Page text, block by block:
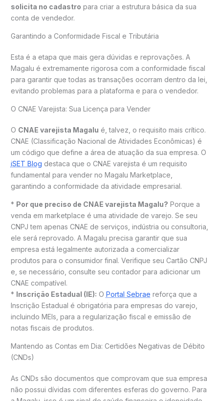
solicita no cadastro para criar a estrutura básica da sua
conta de vendedor.
Garantindo a Conformidade Fiscal e Tributária
Esta é a etapa que mais gera dúvidas e reprovações. A
Magalu é extremamente rigorosa com a conformidade fiscal
para garantir que todas as transações ocorram dentro da lei,
evitando problemas para a plataforma e para o vendedor.
O CNAE Varejista: Sua Licença para Vender
O CNAE varejista Magalu é, talvez, o requisito mais crítico.
CNAE (Classificação Nacional de Atividades Econômicas) é
um código que define a área de atuação da sua empresa. O
iSET Blog destaca que o CNAE varejista é um requisito
fundamental para vender no Magalu Marketplace,
garantindo a conformidade da atividade empresarial.
* Por que preciso de CNAE varejista Magalu? Porque a
venda em marketplace é uma atividade de varejo. Se seu
CNPJ tem apenas CNAE de serviços, indústria ou consultoria,
ele será reprovado. A Magalu precisa garantir que sua
empresa está legalmente autorizada a comercializar
produtos para o consumidor final. Verifique seu Cartão CNPJ
e, se necessário, consulte seu contador para adicionar um
CNAE compatível.
* Inscrição Estadual (IE): O Portal Sebrae reforça que a
Inscrição Estadual é obrigatória para empresas do varejo,
incluindo MEIs, para a regularização fiscal e emissão de
notas fiscais de produtos.
Mantendo as Contas em Dia: Certidões Negativas de Débito
(CNDs)
As CNDs são documentos que comprovam que sua empresa
não possui dívidas com diferentes esferas do governo. Para